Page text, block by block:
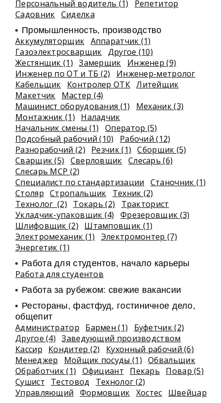
Персональный водитель (1)
Репетитор
Садовник Сиделка
Промышленность, производство
Аккумуляторщик Аппаратчик (1)
Газоэлектросварщик Другое (10)
Жестянщик (1)
Замерщик
Инженер (9)
Инженер по ОТ и ТБ (2)
Инженер-метролог
Кабельщик
Контролер ОТК Литейщик
Макетчик
Мастер (4)
Машинист оборудования (1)
Механик (3)
Монтажник (1)
Наладчик
Начальник смены (1)
Оператор (5)
Подсобный рабочий (10)
Рабочий (12)
Разнорабочий (2)
Резчик (1)
Сборщик (5)
Сварщик (5)
Сверловщик Слесарь (6)
Слесарь МСР (2)
Специалист по стандартизации
Станочник (1)
Столяр Стропальщик
Техник (2)
Технолог (2)
Токарь (2)
Тракторист
Укладчик-упаковщик (4)
Фрезеровщик (3)
Шлифовщик (2)
Штамповщик (1)
Электромеханик (1)
Электромонтер (7)
Энергетик (1)
Работа для студентов, начало карьеры
Работа для студентов
Работа за рубежом: свежие вакансии
Рестораны, фастфуд, гостиничное дело,
общепит
Администратор Бармен (1)
Буфетчик (2)
Другое (4)
Заведующий производством
Кассир
Кондитер (2)
Кухонный рабочий (6)
Менеджер
Мойщик посуды (1) Обвальщик
Обработчик (1)
Официант Пекарь
Повар (5)
Сушист
Тестовод
Технолог (2)
Управляющий
Формовщик Хостес Швейцар